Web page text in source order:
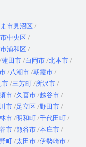
市見沼区
中央区
浦和区
蓮田市 白岡市 北本市
八潮市 朝霞市
市 三芳町 所沢市
市 久喜市 越谷市
市 足立区 野田市
市 明和町 千代田町
市 熊谷市 本庄市
町 太田市 伊勢崎市